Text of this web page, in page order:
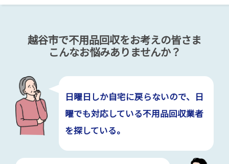
越谷市で不用品回収をお考えの皆さま
こんなお悩みありませんか？
日曜日しか自宅に戻らないので、日
曜でも対応している不用品回収業者
を探している。